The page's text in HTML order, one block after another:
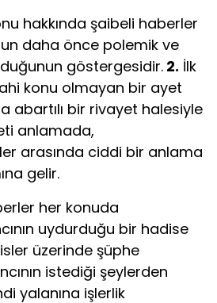
hakkında şaibeli haberler
daha önce polemik ve
göstergesidir.2. İlk
konu olmayan bir ayet
abartılı bir rivayet halesiyle
anlamada,
arasında ciddi bir anlama
gelir.
her konuda
uydurduğu bir hadise
üzerinde şüphe
istediği şeylerden
yalanına işlerlik